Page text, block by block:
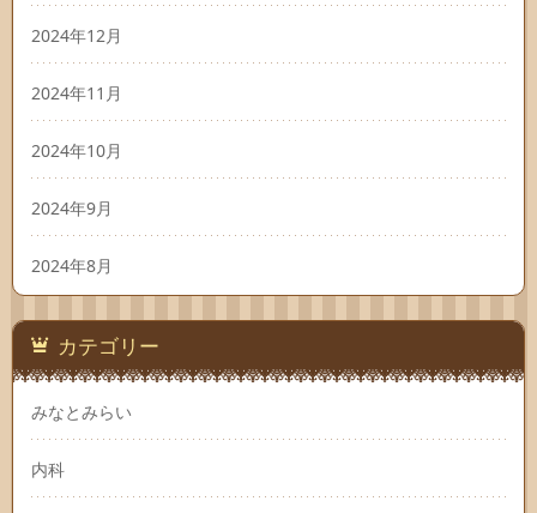
2024年12月
2024年11月
2024年10月
2024年9月
2024年8月
カテゴリー
みなとみらい
内科